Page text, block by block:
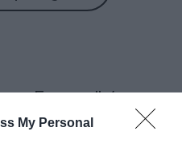
My Personal
το Ευρωπαϊκό
Πότε αγωνίζονται
και οι